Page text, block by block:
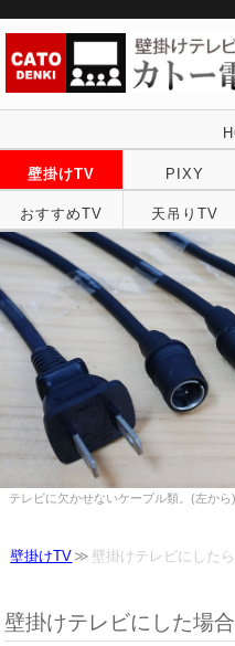
壁掛けTV PIXY
おすすめTV 天吊りTV
テレビに欠かせないケーブル類。(左か
壁掛けTV 壁掛けテレビにした
壁掛けテレビにした場